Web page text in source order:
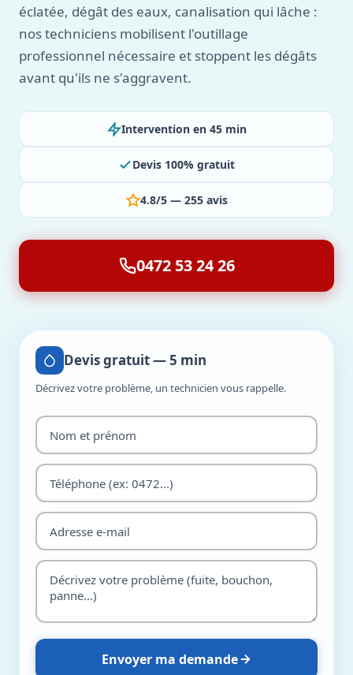
éclatée, dégât des eaux, canalisation qui lâche :
nos techniciens mobilisent l'outillage
professionnel nécessaire et stoppent les dégâts
avant qu'ils ne s'aggravent.
Intervention en 45 min
Devis 100% gratuit
4.8/5 — 255 avis
0472 53 24 26
Devis gratuit — 5 min
Décrivez votre problème, un technicien vous rappelle.
Envoyer ma demande